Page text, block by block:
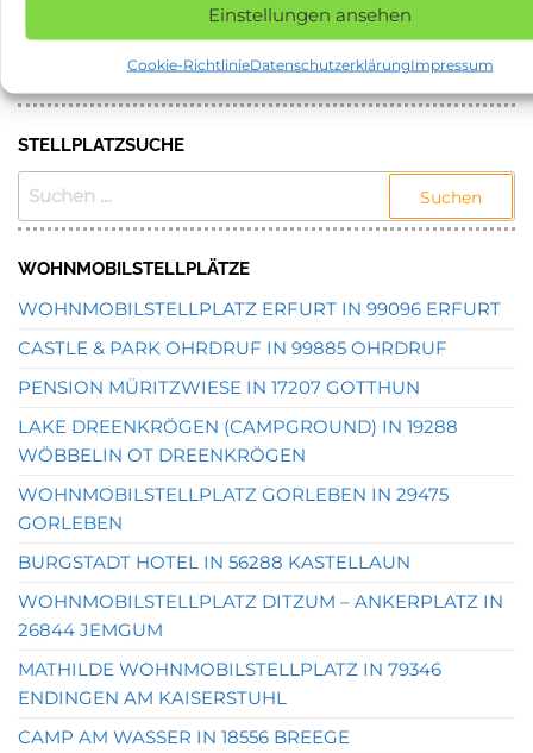
Einstellungen ansehen
Cookie-RichtlinieDatenschutzerklärungImpressum
NAME, STADT ODER POSTLEITZAHL DES
GEWÜNSCHTEN STELLPLATZES EINGEBEN UND
STELLPLATZSUCHE
SUCHEN
WOHNMOBILSTELLPLÄTZE
WOHNMOBILSTELLPLATZ ERFURT IN 99096 ERFURT
CASTLE & PARK OHRDRUF IN 99885 OHRDRUF
PENSION MÜRITZWIESE IN 17207 GOTTHUN
LAKE DREENKRÖGEN (CAMPGROUND) IN 19288
WÖBBELIN OT DREENKRÖGEN
WOHNMOBILSTELLPLATZ GORLEBEN IN 29475
GORLEBEN
BURGSTADT HOTEL IN 56288 KASTELLAUN
WOHNMOBILSTELLPLATZ DITZUM – ANKERPLATZ IN
26844 JEMGUM
MATHILDE WOHNMOBILSTELLPLATZ IN 79346
ENDINGEN AM KAISERSTUHL
CAMP AM WASSER IN 18556 BREEGE